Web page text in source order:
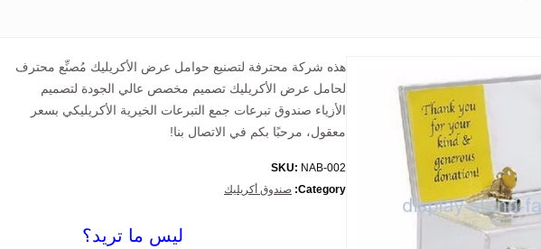
هذه شركة محترفة لتصنيع حوامل عرض الأكريليك مُصنِّع محترف
لحامل عرض الأكريليك تصميم مخصص عالي الجودة لتصميم
الأزياء صندوق تبرعات جمع التبرعات الخيرية الأكريليكي بسعر
معقول، مرحبًا بكم في الاتصال بنا!
SKU: NAB-002
Category: صندوق أكريليك
ليس ما تريد؟